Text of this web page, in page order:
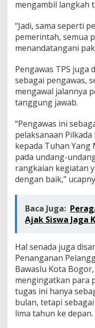
mengambil langkah
“Jadi, sama seperti
pemerintah, semua
menandatangani
Pengawas TPS
sebagai pengawas,
mengawal jalannya
tanggung jawab.
“Pengawas ini
pelaksanaan
kepada Tuhan Yang
pada undang-
rangkaian kegiatan
dengan baik,”
Baca Juga:
Ajak Siswa Jaga
Hal senada juga
Penanganan
Bawaslu Kota
mengingatkan para
tugas ini hanya
bulan, tetapi
lima tahun ke depan.